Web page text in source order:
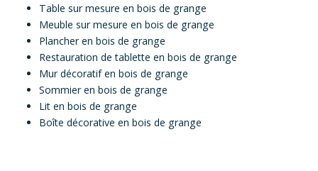
Table sur mesure en bois de grange
Meuble sur mesure en bois de grange
Plancher en bois de grange
Restauration de tablette en bois de grange
Mur décoratif en bois de grange
Sommier en bois de grange
Lit en bois de grange
Boîte décorative en bois de grange